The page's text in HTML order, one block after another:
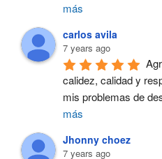
más
carlos avila
7 years ago
calidez, calidad y
mis problemas de
más
Jhonny choez
7 years ago